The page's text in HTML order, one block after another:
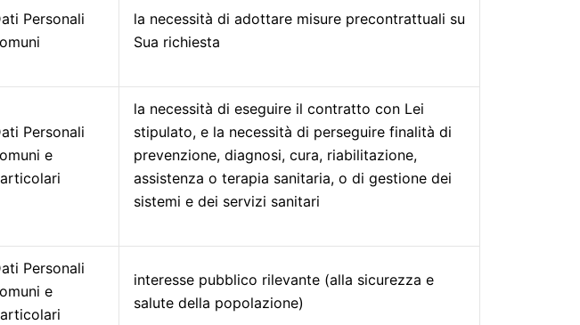
Personali
la necessità di adottare misure precontrattuali su
Sua richiesta
Personali
e
la necessità di eseguire il contratto con Lei
stipulato, e la necessità di perseguire finalità di
prevenzione, diagnosi, cura, riabilitazione,
assistenza o terapia sanitaria, o di gestione dei
sistemi e dei servizi sanitari
Personali
e
interesse pubblico rilevante (alla sicurezza e
salute della popolazione)